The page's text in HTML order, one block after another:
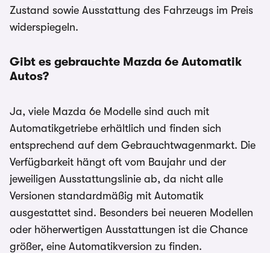
Zustand sowie Ausstattung des Fahrzeugs im Preis
widerspiegeln.
Gibt es gebrauchte Mazda 6e Automatik
Autos?
Ja, viele Mazda 6e Modelle sind auch mit
Automatikgetriebe erhältlich und finden sich
entsprechend auf dem Gebrauchtwagenmarkt. Die
Verfügbarkeit hängt oft vom Baujahr und der
jeweiligen Ausstattungslinie ab, da nicht alle
Versionen standardmäßig mit Automatik
ausgestattet sind. Besonders bei neueren Modellen
oder höherwertigen Ausstattungen ist die Chance
größer, eine Automatikversion zu finden.